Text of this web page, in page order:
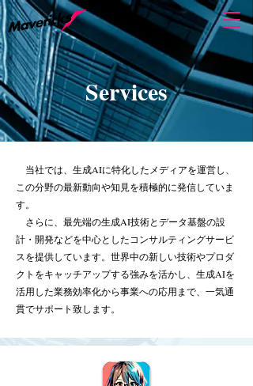
Services
当社では、生成AIに特化したメディアを運営し、
この分野の最新動向や知見を積極的に発信していま
す。
さらに、最先端の生成AI技術とデータ基盤の設
計・開発などを中心としたコンサルティングサービ
スを提供しています。 世界中の新しい技術やプロダ
クトをキャッチアップする強みを活かし、生成AIを
活用した業務効率化から事業への応用まで、一気通
貫でサポート致します。